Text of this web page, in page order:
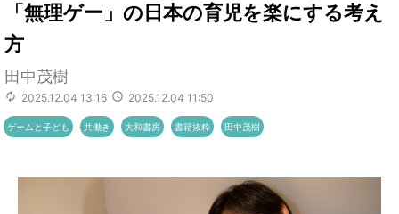
「無理ゲー」の日本の育児を楽にする考え
方
田中茂樹
2025.12.04 13:16 2025.12.04 11:50
ゲームと子ども 共働き 大和書房 書籍抜粋 田中茂樹